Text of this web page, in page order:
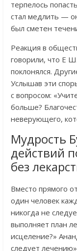
терпелось
стал медлить —
был сметен
Реакция в
говорили, что Е
поклонялся.
Услышав эти
с вопросом:
больше?
неверующего,
Мудрость
действий
без
Вместо прямого
один человек
никогда не
выполняет план
исцеление?»
следует